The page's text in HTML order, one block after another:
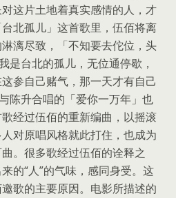
这片土地着真实感情的人，才
北孤儿」这首歌里，伍佰将离
漓尽致，「不知要去佗位，头
是台北的孤儿，无位通停歇，
参自己赌气，那一天才有自己
陈升合唱的「爱你一万年」也
经过伍佰的重新编曲，以摇滚
对原唱风格就此打住，也成为
。很多歌经过伍佰的诠释之
的“人”的气味，感同身受。这
歌的主要原因。电影所描述的